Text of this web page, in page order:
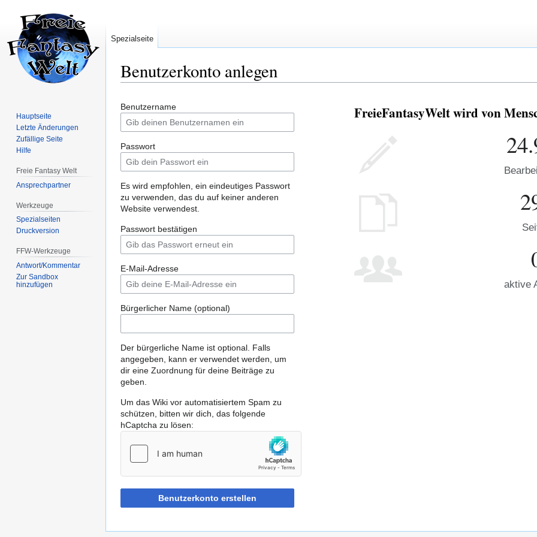
Benutzerkonto anlegen
Navigation
springen
Suche
springen
Benutzername
Passwort
Es wird empfohlen, ein eindeutiges Passwort
zu verwenden, das du auf keiner anderen
Website verwendest.
Passwort bestätigen
E-Mail-Adresse
Bürgerlicher Name (optional)
Der bürgerliche Name ist optional. Falls
angegeben, kann er verwendet werden, um
dir eine Zuordnung für deine Beiträge zu
geben.
Um das Wiki vor automatisiertem Spam zu
schützen, bitten wir dich, das folgende
hCaptcha zu lösen:
Benutzerkonto erstellen
FreieFantasyWelt wird von
aktive
Spezialseite
Hauptseite
Letzte Änderungen
Zufällige Seite
Hilfe
Freie Fantasy Welt
Ansprechpartner
Werkzeuge
Spezialseiten
Druckversion
FFW-Werkzeuge
Antwort/Kommentar
Zur Sandbox
hinzufügen